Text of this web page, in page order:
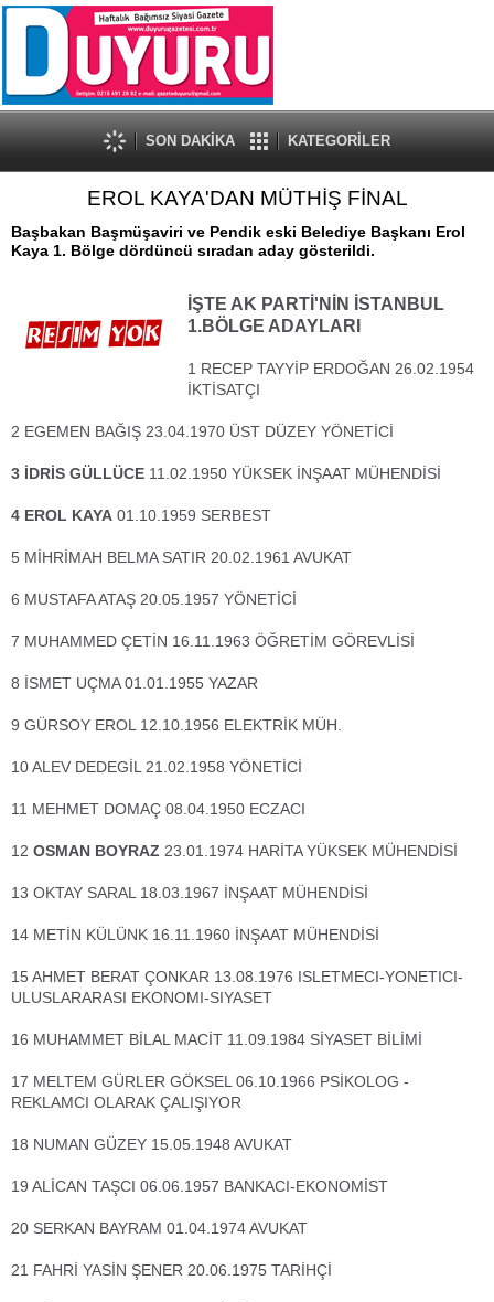
SON DAKİKA KATEGORİLER
EROL KAYA'DAN MÜTHİŞ FİNAL
Başbakan Başmüşaviri ve Pendik eski Belediye Başkanı Erol
Kaya 1. Bölge dördüncü sıradan aday gösterildi.
İŞTE AK PARTİ'NİN İSTANBUL
1.BÖLGE ADAYLARI
1 RECEP TAYYİP ERDOĞAN 26.02.1954
İKTİSATÇI
2 EGEMEN BAĞIŞ 23.04.1970 ÜST DÜZEY YÖNETİCİ
3 İDRİS GÜLLÜCE 11.02.1950 YÜKSEK İNŞAAT MÜHENDİSİ
4 EROL KAYA 01.10.1959 SERBEST
5 MİHRİMAH BELMA SATIR 20.02.1961 AVUKAT
6 MUSTAFA ATAŞ 20.05.1957 YÖNETİCİ
7 MUHAMMED ÇETİN 16.11.1963 ÖĞRETİM GÖREVLİSİ
8 İSMET UÇMA 01.01.1955 YAZAR
9 GÜRSOY EROL 12.10.1956 ELEKTRİK MÜH.
10 ALEV DEDEGİL 21.02.1958 YÖNETİCİ
11 MEHMET DOMAÇ 08.04.1950 ECZACI
12 OSMAN BOYRAZ 23.01.1974 HARİTA YÜKSEK MÜHENDİSİ
13 OKTAY SARAL 18.03.1967 İNŞAAT MÜHENDİSİ
14 METİN KÜLÜNK 16.11.1960 İNŞAAT MÜHENDİSİ
15 AHMET BERAT ÇONKAR 13.08.1976 ISLETMECI-YONETICI-
ULUSLARARASI EKONOMI-SIYASET
16 MUHAMMET BİLAL MACİT 11.09.1984 SİYASET BİLİMİ
17 MELTEM GÜRLER GÖKSEL 06.10.1966 PSİKOLOG -
REKLAMCI OLARAK ÇALIŞIYOR
18 NUMAN GÜZEY 15.05.1948 AVUKAT
19 ALİCAN TAŞCI 06.06.1957 BANKACI-EKONOMİST
20 SERKAN BAYRAM 01.04.1974 AVUKAT
21 FAHRİ YASİN ŞENER 20.06.1975 TARİHÇİ